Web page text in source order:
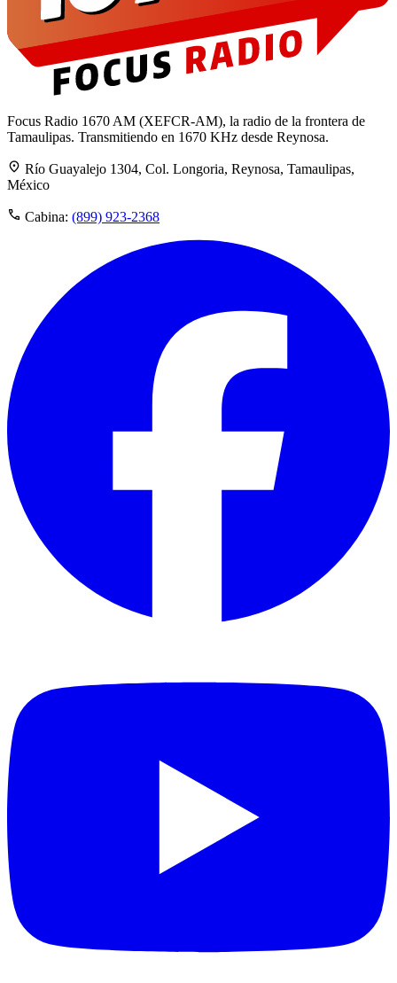
Focus Radio 1670 AM (XEFCR-AM), la radio de la frontera de
Tamaulipas. Transmitiendo en 1670 KHz desde Reynosa.
Río Guayalejo 1304, Col. Longoria, Reynosa, Tamaulipas,
México
Cabina: (899) 923-2368